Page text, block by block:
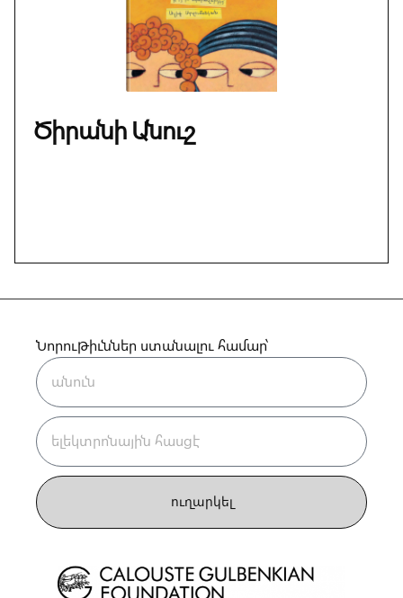
Ծիրանի Անուշ
Նորութիւններ ստանալու համար՝
ուղարկել